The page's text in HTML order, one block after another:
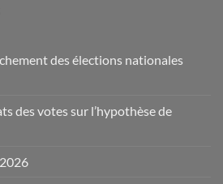
des élections nationales
des votes sur l’hypothèse de